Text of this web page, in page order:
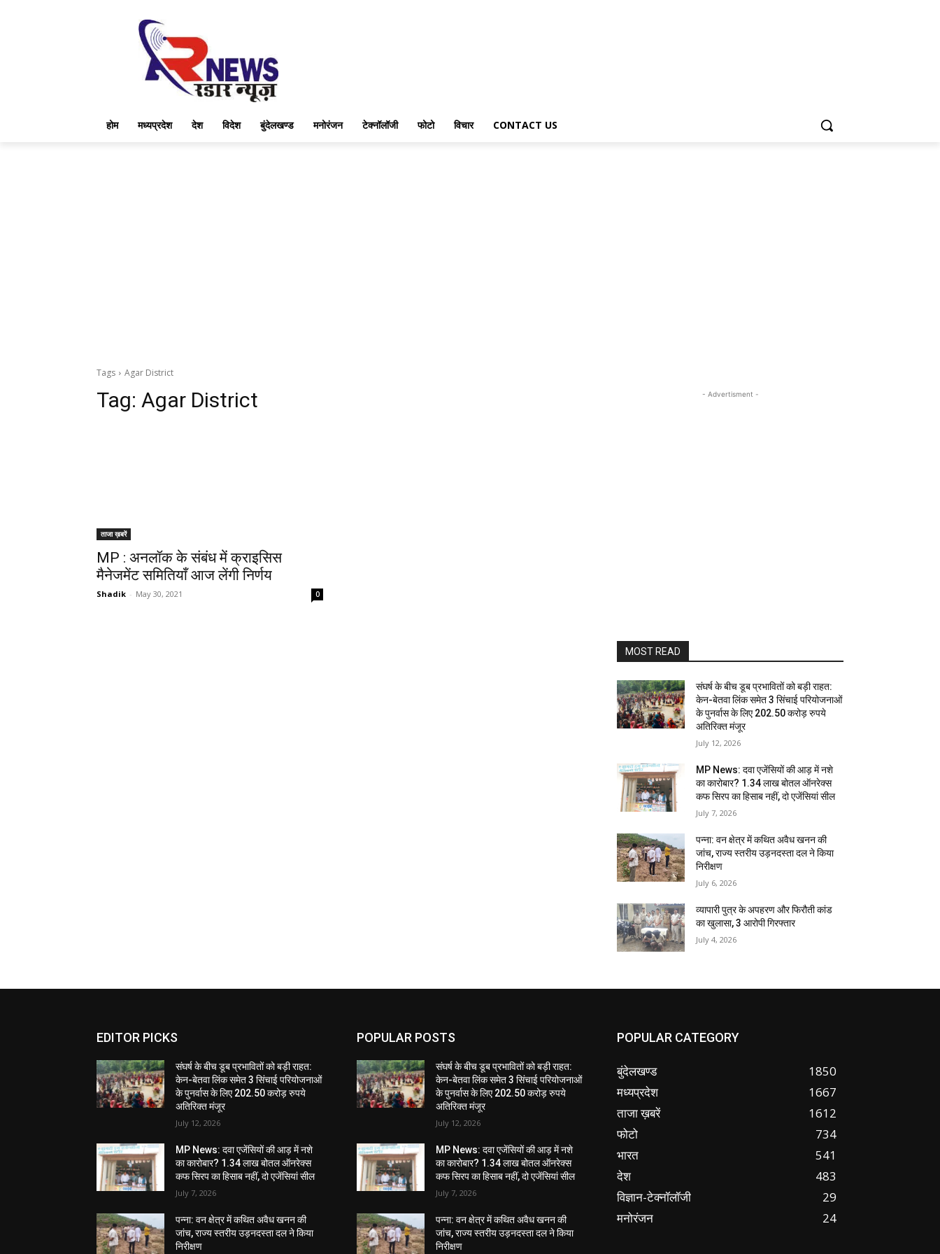
होम मध्यप्रदेश देश विदेश बुंदेलखण्ड मनोरंजन टेक्नॉलॉजी फोटो विचार CONTACT US
Tags Agar District
Tag: Agar District
ताजा ख़बरें
MP : अनलॉक के संबंध में क्राइसिस
मैनेजमेंट समितियाँ आज लेंगी निर्णय
Shadik - May 30, 2021 0
- Advertisment -
MOST READ
संघर्ष के बीच डूब प्रभावितों को बड़ी राहत:
केन-बेतवा लिंक समेत 3 सिंचाई परियोजनाओं
के पुनर्वास के लिए 202.50 करोड़ रुपये
अतिरिक्त मंजूर
July 12, 2026
MP News: दवा एजेंसियों की आड़ में नशे
का कारोबार? 1.34 लाख बोतल ऑनरेक्स
कफ सिरप का हिसाब नहीं, दो एजेंसियां सील
July 7, 2026
पन्ना: वन क्षेत्र में कथित अवैध खनन की
जांच, राज्य स्तरीय उड़नदस्ता दल ने किया
निरीक्षण
July 6, 2026
व्यापारी पुत्र के अपहरण और फिरौती कांड
का खुलासा, 3 आरोपी गिरफ्तार
July 4, 2026
EDITOR PICKS
संघर्ष के बीच डूब प्रभावितों को बड़ी राहत:
केन-बेतवा लिंक समेत 3 सिंचाई परियोजनाओं
के पुनर्वास के लिए 202.50 करोड़ रुपये
अतिरिक्त मंजूर
July 12, 2026
MP News: दवा एजेंसियों की आड़ में नशे
का कारोबार? 1.34 लाख बोतल ऑनरेक्स
कफ सिरप का हिसाब नहीं, दो एजेंसियां सील
July 7, 2026
पन्ना: वन क्षेत्र में कथित अवैध खनन की
जांच, राज्य स्तरीय उड़नदस्ता दल ने किया
निरीक्षण
POPULAR POSTS
संघर्ष के बीच डूब प्रभावितों को बड़ी राहत:
केन-बेतवा लिंक समेत 3 सिंचाई परियोजनाओं
के पुनर्वास के लिए 202.50 करोड़ रुपये
अतिरिक्त मंजूर
July 12, 2026
MP News: दवा एजेंसियों की आड़ में नशे
का कारोबार? 1.34 लाख बोतल ऑनरेक्स
कफ सिरप का हिसाब नहीं, दो एजेंसियां सील
July 7, 2026
पन्ना: वन क्षेत्र में कथित अवैध खनन की
जांच, राज्य स्तरीय उड़नदस्ता दल ने किया
निरीक्षण
POPULAR CATEGORY
बुंदेलखण्ड
1850
मध्यप्रदेश
1667
ताजा ख़बरें
1612
फोटो
734
भारत
541
देश
483
विज्ञान-टेक्नॉलॉजी
29
मनोरंजन
24